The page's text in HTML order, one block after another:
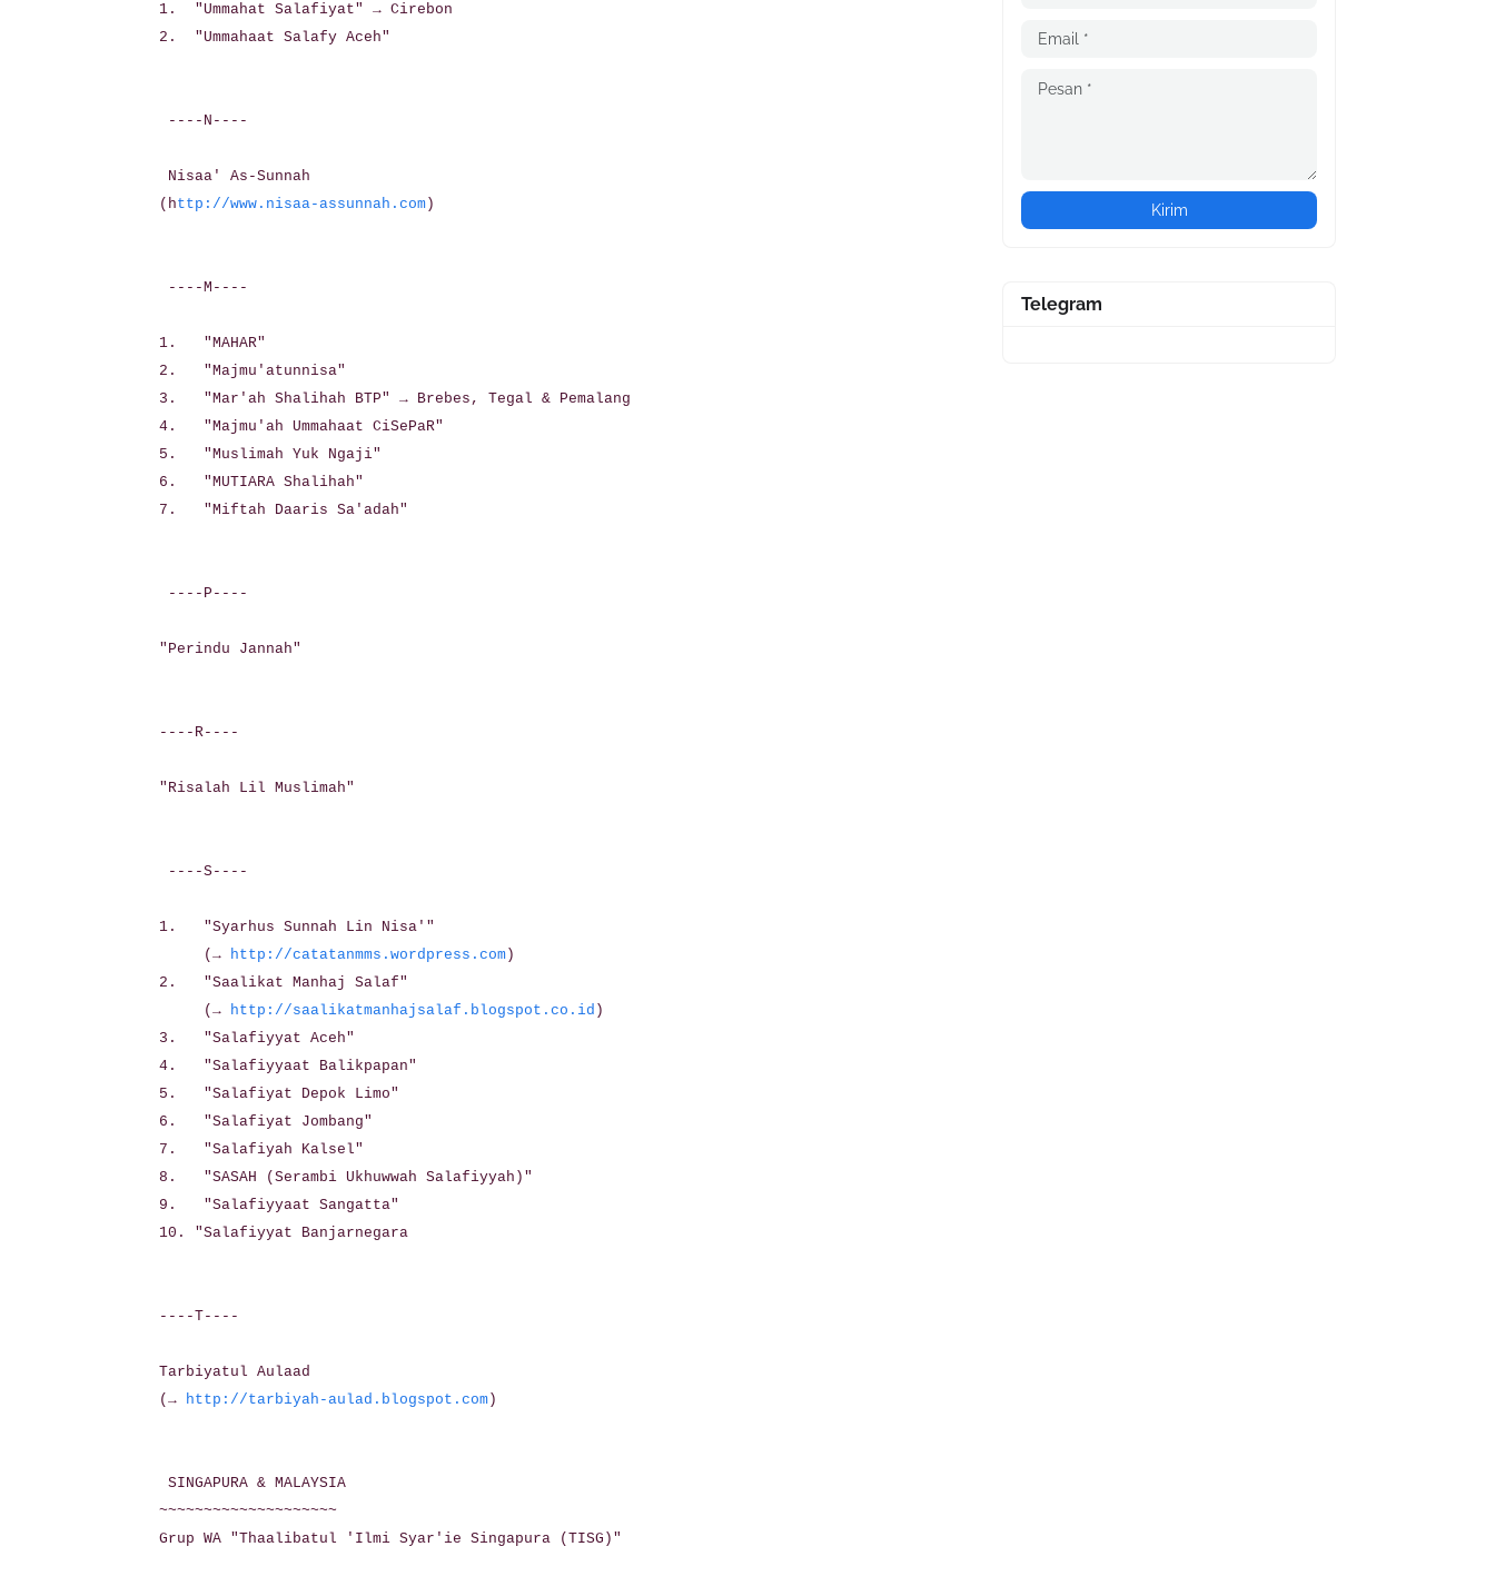
1. "Ummahat Salafiyat" → Cirebon
2. "Ummahaat Salafy Aceh"
----N----
Nisaa' As-Sunnah
(http://www.nisaa-assunnah.com )
----M----
1. "MAHAR"
2. "Majmu'atunnisa"
3. "Mar'ah Shalihah BTP" → Brebes, Tegal & Pemalang
4. "Majmu'ah Ummahaat CiSePaR"
5. "Muslimah Yuk Ngaji"
6. "MUTIARA Shalihah"
7. "Miftah Daaris Sa'adah"
----P----
"Perindu Jannah"
----R----
"Risalah Lil Muslimah"
----S----
1. "Syarhus Sunnah Lin Nisa'"
(→ http://catatanmms.wordpress.com )
2. "Saalikat Manhaj Salaf"
(→ http://saalikatmanhajsalaf.blogspot.co.id )
3. "Salafiyyat Aceh"
4. "Salafiyyaat Balikpapan"
5. "Salafiyat Depok Limo"
6. "Salafiyat Jombang"
7. "Salafiyah Kalsel"
8. "SASAH (Serambi Ukhuwwah Salafiyyah)"
9. "Salafiyyaat Sangatta"
10. "Salafiyyat Banjarnegara
----T----
Tarbiyatul Aulaad
(→ http://tarbiyah-aulad.blogspot.com )
SINGAPURA & MALAYSIA
~~~~~~~~~~~~~~~~~~~~
Grup WA "Thaalibatul 'Ilmi Syar'ie Singapura (TISG)"
Telegram